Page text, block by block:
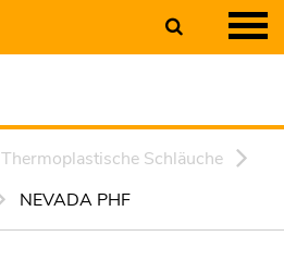
Thermoplastische Schläuche
NEVADA PHF